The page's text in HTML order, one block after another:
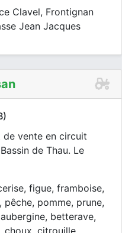
Clavel, Frontignan
Jean Jacques
de vente en circuit
de Thau. Le
figue, framboise,
pomme, prune,
betterave,
choux, citrouille,